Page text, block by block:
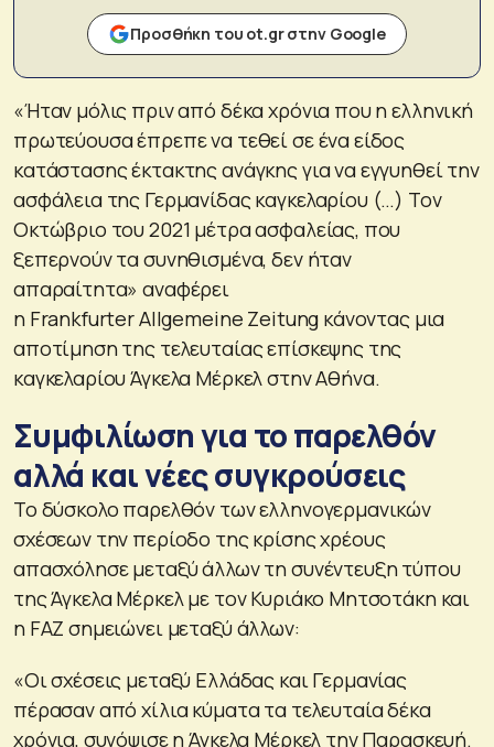
Προσθήκη του ot.gr στην Google
«Ήταν μόλις πριν από δέκα χρόνια που η ελληνική
πρωτεύουσα έπρεπε να τεθεί σε ένα είδος
κατάστασης έκτακτης ανάγκης για να εγγυηθεί την
ασφάλεια της Γερμανίδας καγκελαρίου (…) Τον
Οκτώβριο του 2021 μέτρα ασφαλείας, που
ξεπερνούν τα συνηθισμένα, δεν ήταν
απαραίτητα» αναφέρει
η Frankfurter Allgemeine Zeitung κάνοντας μια
αποτίμηση της τελευταίας επίσκεψης της
καγκελαρίου Άγκελα Μέρκελ στην Αθήνα.
Συμφιλίωση για το παρελθόν
αλλά και νέες συγκρούσεις
Το δύσκολο παρελθόν των ελληνογερμανικών
σχέσεων την περίοδο της κρίσης χρέους
απασχόλησε μεταξύ άλλων τη συνέντευξη τύπου
της Άγκελα Μέρκελ με τον Κυριάκο Μητσοτάκη και
η FAZ σημειώνει μεταξύ άλλων:
«Οι σχέσεις μεταξύ Ελλάδας και Γερμανίας
πέρασαν από χίλια κύματα τα τελευταία δέκα
χρόνια, συνόψισε η Άγκελα Μέρκελ την Παρασκευή.